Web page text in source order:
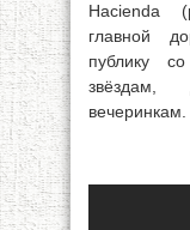
Hacienda
главной
публику
звёздам,
вечеринкам.